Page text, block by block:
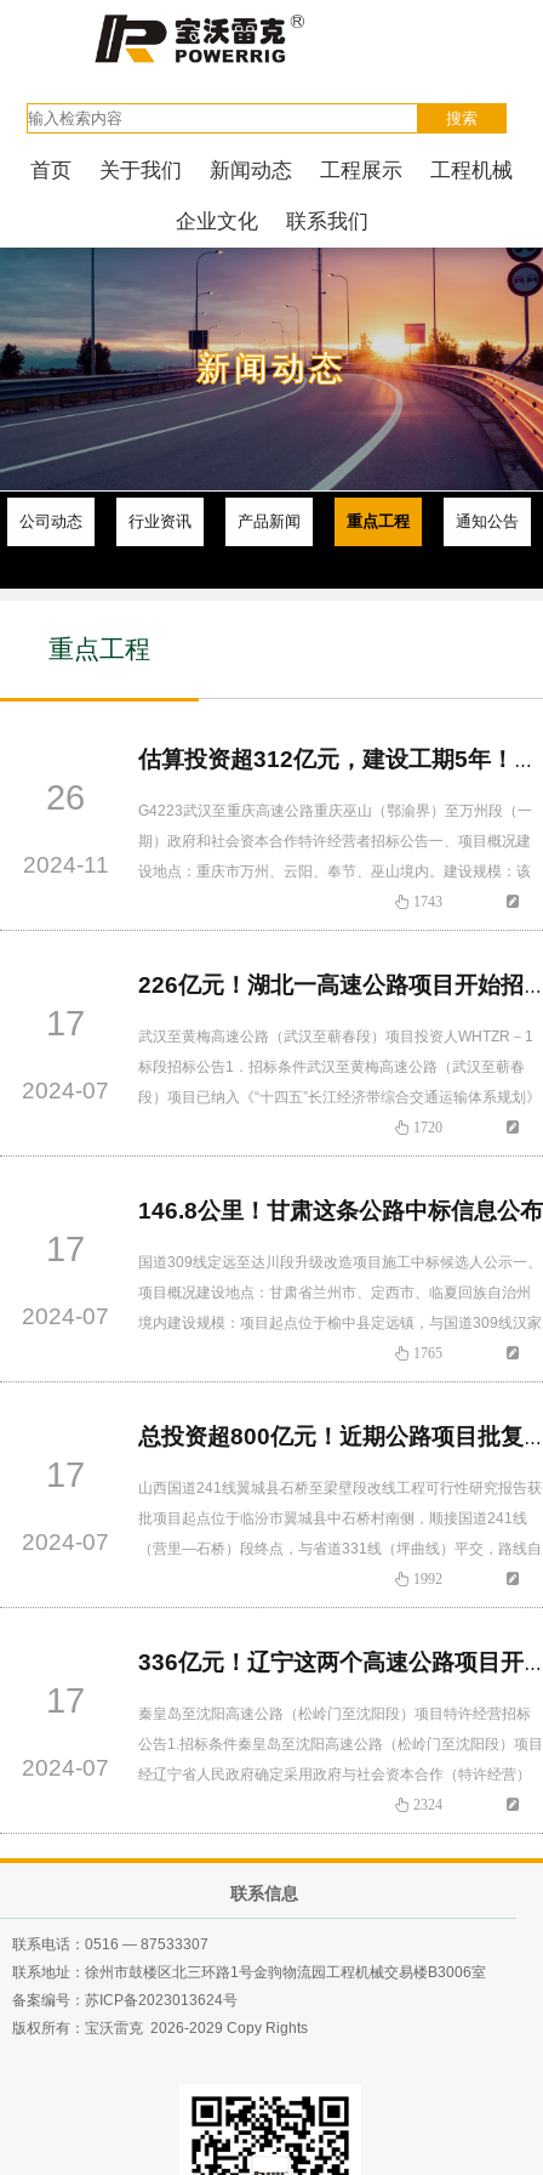
首页 关于我们 新闻动态 工程展示 工程机械
企业文化 联系我们
新闻动态
公司动态 行业资讯 产品新闻 重点工程 通知公告
重点工程
26
2024-11
估算投资超312亿元，建设工期5年！武汉至重庆高速公路要来了！
G4223武汉至重庆高速公路重庆巫山（鄂渝界）至万州段（一
期）政府和社会资本合作特许经营者招标公告一、项目概况建
设地点：重庆市万州、云阳、奉节、巫山境内。建设规模：该
项目起于重庆市巫山县官渡镇附近接项目二期省界至官渡段，
设枢纽互通与规划的巫山至官渡高速公路交叉，再经铜鼓镇、
经奉节县五马镇，预留与巫奉利高速交叉的五马、安坪枢纽互
1743
17
2024-07
226亿元！湖北一高速公路项目开始招标
武汉至黄梅高速公路（武汉至蕲春段）项目投资人WHTZR－1
标段招标公告1．招标条件武汉至黄梅高速公路（武汉至蕲春
段）项目已纳入《“十四五”长江经济带综合交通运输体系规划》
及《湖北省综合交通运输发展“十四五”规划》中期调整项目，工
程可行性研究报告已编制完成，湖北省人民政府已同意湖北省
已通过湖北省发展和改革委员会审核，已经具备招标投资人的
1720
17
2024-07
146.8公里！甘肃这条公路中标信息公布
国道309线定远至达川段升级改造项目施工中标候选人公示一、
项目概况建设地点：甘肃省兰州市、定西市、临夏回族自治州
境内建设规模：项目起点位于榆中县定远镇，与国道309线汉家
岔至定远段公路终点顺接，途经榆中县猪咀岭、七里河区八里
镇、魏岭乡、临洮县何家山乡、七里河区湖滩乡、永靖县关山
平安镇河湾村，与国道109线以平面交叉的方式相接；路线全长
1765
17
2024-07
总投资超800亿元！近期公路项目批复信息汇总
山西国道241线翼城县石桥至梁壁段改线工程可行性研究报告获
批项目起点位于临汾市翼城县中石桥村南侧，顺接国道241线
（营里—石桥）段终点，与省道331线（坪曲线）平交，路线自
北向南布设，在贯上堡村西上跨浍河后，沿东浮图和西浮图之
间布设，在鼎焱煤业东侧上跨541铁路专用线，跨越常家河后沿
点位于西梁壁村南、既有国道241线与陵侯高速分离立交以北。
1992
17
2024-07
336亿元！辽宁这两个高速公路项目开始招标
秦皇岛至沈阳高速公路（松岭门至沈阳段）项目特许经营招标
公告1.招标条件秦皇岛至沈阳高速公路（松岭门至沈阳段）项目
经辽宁省人民政府确定采用政府与社会资本合作（特许经营）
模式建设，特许经营方案已经辽宁省发展和改革委员会审核。
招标人为辽宁省交通运输厅，项目已具备招标条件，现对该项
目的特许经营者（投标人，下同）进行公开招标。2.项目概况
（1）建设地点：辽宁省沈阳市、锦州市、朝阳市。（2）建设
2324
联系信息
联系电话： 0516 — 87533307
联系地址：徐州市鼓楼区北三环路1号金驹物流园工程机械交易楼B3006室
备案编号： 苏ICP备2023013624号
版权所有：宝沃雷克 2026-2029 Copy Rights